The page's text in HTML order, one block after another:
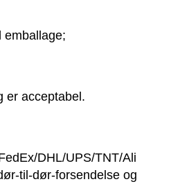
emballage;
er acceptabel.
DHL/UPS/TNT/Ali
til-dør-forsendelse og